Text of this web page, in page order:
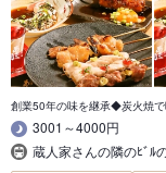
創業50年の味を継承◆炭火焼
3001～4000円
蔵人家さんの隣のﾋﾞﾙ